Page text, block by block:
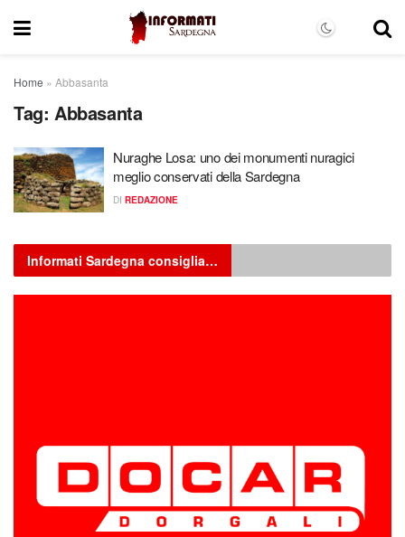
Home » Abbasanta
Tag: Abbasanta
Nuraghe Losa: uno dei monumenti nuragici
meglio conservati della Sardegna
DI REDAZIONE
Informati Sardegna consiglia…